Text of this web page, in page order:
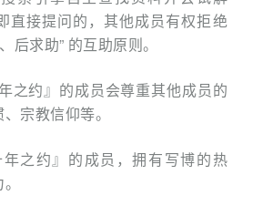
直接提问的，其他成员有权拒绝
后求助” 的互助原则。
之约』的成员会尊重其他成员的
宗教信仰等。
年之约』的成员，拥有写博的热